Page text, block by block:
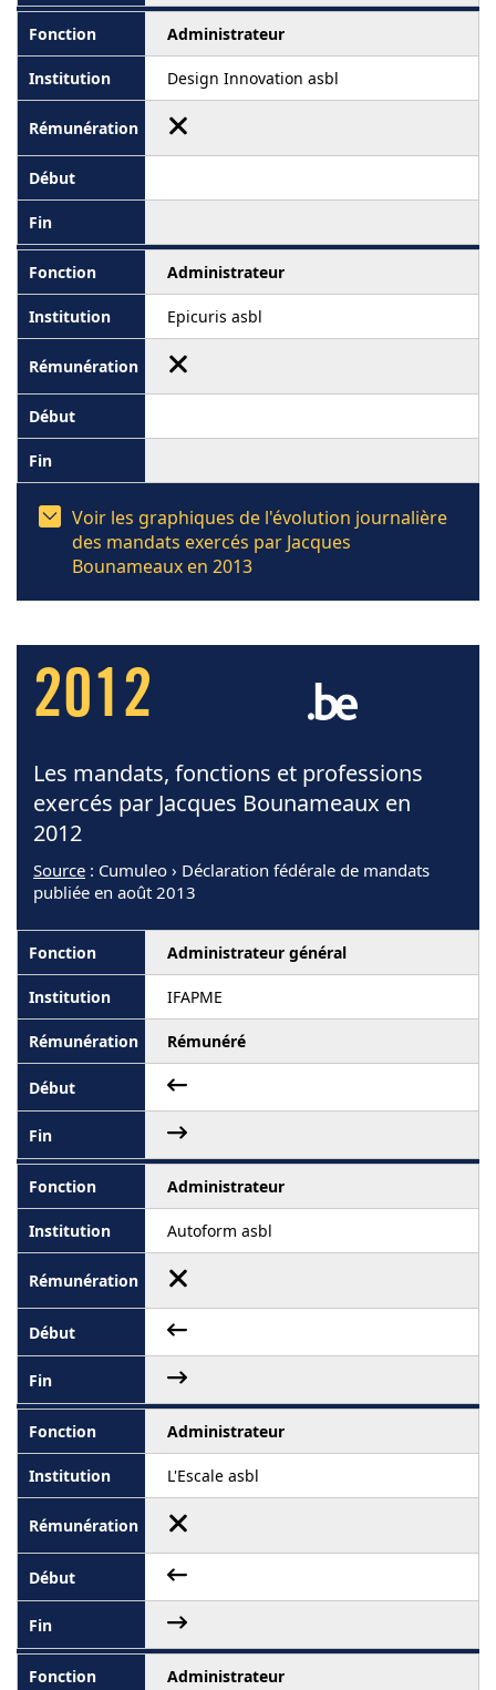
Administrateur
Design Innovation asbl
Administrateur
Epicuris asbl
Voir les graphiques de l'évolution journalière
des mandats exercés par Jacques
Bounameaux en 2013
2012
Les mandats, fonctions et professions
exercés par Jacques Bounameaux en
2012
Source : Cumuleo › Déclaration fédérale de mandats
publiée en août 2013
Administrateur général
IFAPME
Rémunéré
Administrateur
Autoform asbl
Administrateur
L'Escale asbl
Administrateur